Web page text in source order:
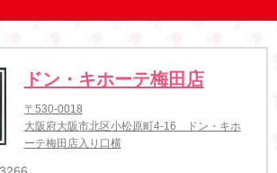
ドン・キホーテ梅田店
〒530-0018
大阪府大阪市北区小松原町4-16 ドン・キホ
ーテ梅田店入り口横